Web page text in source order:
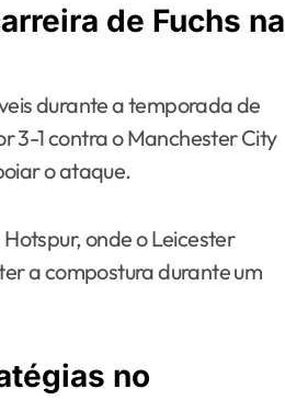
de Fuchs na
durante a temporada de
3-1 contra o Manchester City
o ataque.
onde o Leicester
a compostura durante um
no